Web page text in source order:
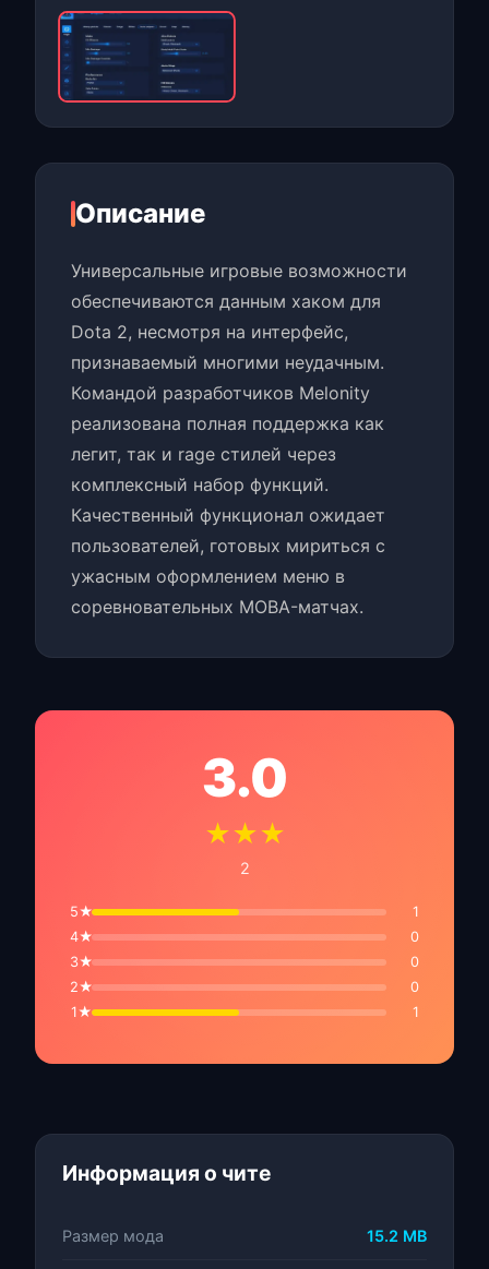
Описание
Универсальные игровые возможности
обеспечиваются данным хаком для
Dota 2, несмотря на интерфейс,
признаваемый многими неудачным.
Командой разработчиков Melonity
реализована полная поддержка как
легит, так и rage стилей через
комплексный набор функций.
Качественный функционал ожидает
пользователей, готовых мириться с
ужасным оформлением меню в
соревновательных MOBA-матчах.
3.0
★★★
2
5★
1
4★
0
3★
0
2★
0
1★
1
Информация о чите
Размер мода 15.2 MB